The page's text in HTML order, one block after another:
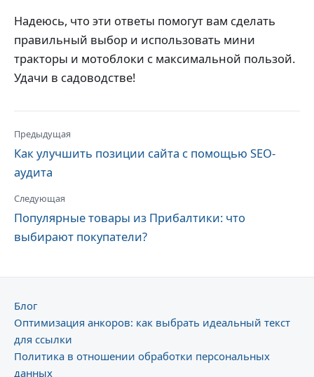
Надеюсь, что эти ответы помогут вам сделать
правильный выбор и использовать мини
тракторы и мотоблоки с максимальной пользой.
Удачи в садоводстве!
Предыдущая
Как улучшить позиции сайта с помощью SEO-
аудита
Следующая
Популярные товары из Прибалтики: что
выбирают покупатели?
Блог
Оптимизация анкоров: как выбрать идеальный текст
для ссылки
Политика в отношении обработки персональных
данных